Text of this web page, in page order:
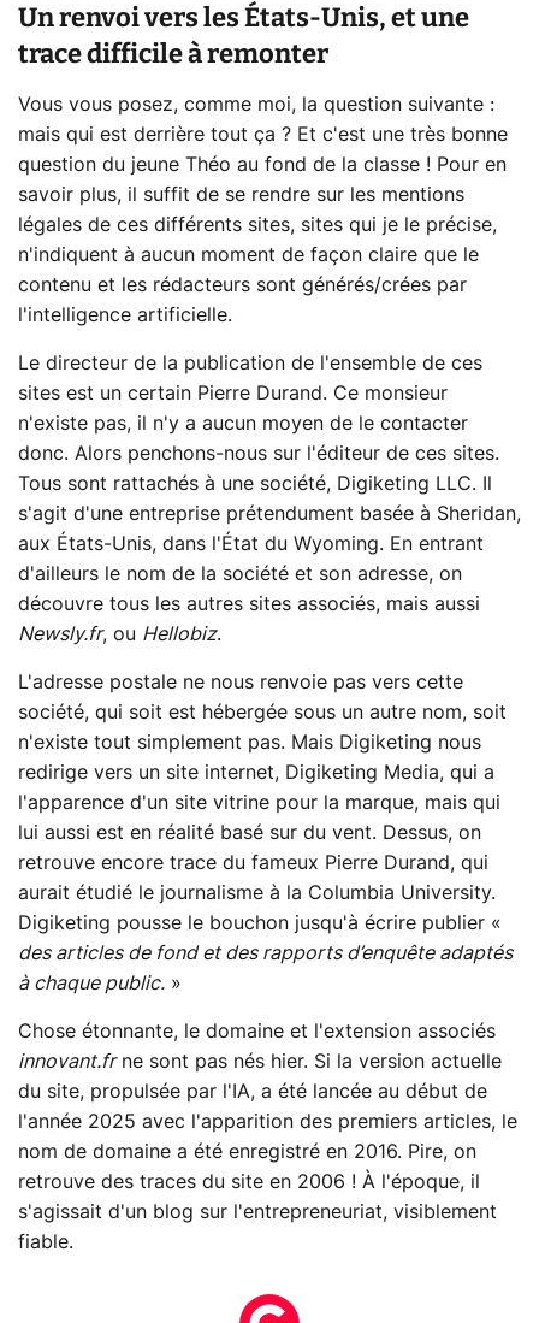
Un renvoi vers les États-Unis, et une
trace difficile à remonter
Vous vous posez, comme moi, la question suivante :
mais qui est derrière tout ça ? Et c'est une très bonne
question du jeune Théo au fond de la classe ! Pour en
savoir plus, il suffit de se rendre sur les mentions
légales de ces différents sites, sites qui je le précise,
n'indiquent à aucun moment de façon claire que le
contenu et les rédacteurs sont générés/crées par
l'intelligence artificielle.
Le directeur de la publication de l'ensemble de ces
sites est un certain Pierre Durand. Ce monsieur
n'existe pas, il n'y a aucun moyen de le contacter
donc. Alors penchons-nous sur l'éditeur de ces sites.
Tous sont rattachés à une société, Digiketing LLC. Il
s'agit d'une entreprise prétendument basée à Sheridan,
aux États-Unis, dans l'État du Wyoming. En entrant
d'ailleurs le nom de la société et son adresse, on
découvre tous les autres sites associés, mais aussi
Newsly.fr, ou Hellobiz.
L'adresse postale ne nous renvoie pas vers cette
société, qui soit est hébergée sous un autre nom, soit
n'existe tout simplement pas. Mais Digiketing nous
redirige vers un site internet, Digiketing Media, qui a
l'apparence d'un site vitrine pour la marque, mais qui
lui aussi est en réalité basé sur du vent. Dessus, on
retrouve encore trace du fameux Pierre Durand, qui
aurait étudié le journalisme à la Columbia University.
Digiketing pousse le bouchon jusqu'à écrire publier «
des articles de fond et des rapports d’enquête adaptés
à chaque public. »
Chose étonnante, le domaine et l'extension associés
innovant.frne sont pas nés hier. Si la version actuelle
du site, propulsée par l'IA, a été lancée au début de
l'année 2025 avec l'apparition des premiers articles, le
nom de domaine a été enregistré en 2016. Pire, on
retrouve des traces du site en 2006 ! À l'époque, il
s'agissait d'un blog sur l'entrepreneuriat, visiblement
fiable.